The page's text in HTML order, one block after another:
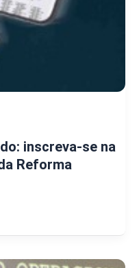
inscreva-se na
Reforma